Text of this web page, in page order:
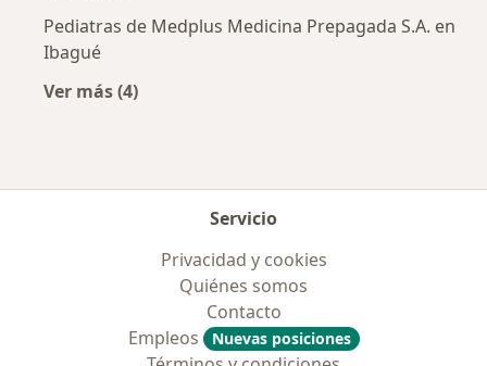
Pediatras de Medplus Medicina Prepagada S.A. en
Ibagué
Ver más (4)
Servicio
Privacidad y cookies
Quiénes somos
Contacto
Empleos
Nuevas posiciones